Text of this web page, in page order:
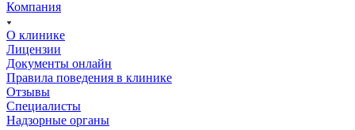
Компания
О клинике
Лицензии
Документы онлайн
Правила поведения в клинике
Отзывы
Специалисты
Надзорные органы